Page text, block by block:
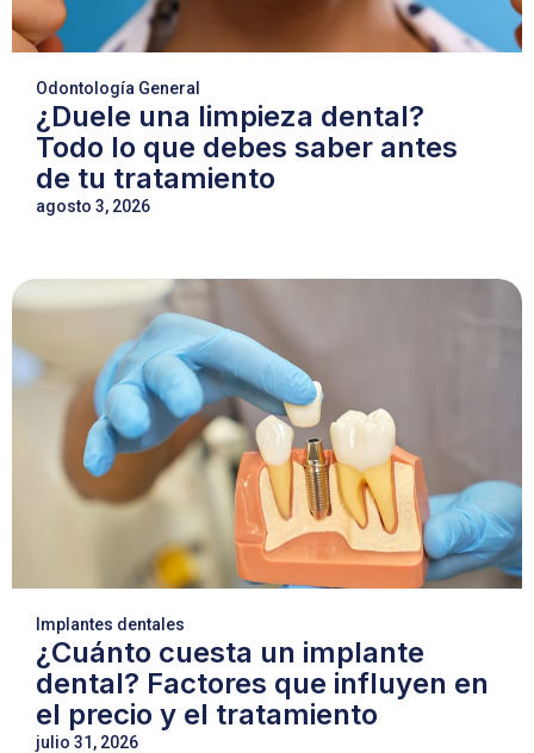
Odontología General
¿Duele una limpieza dental?
Todo lo que debes saber antes
de tu tratamiento
agosto 3, 2026
Implantes dentales
¿Cuánto cuesta un implante
dental? Factores que influyen en
el precio y el tratamiento
julio 31, 2026